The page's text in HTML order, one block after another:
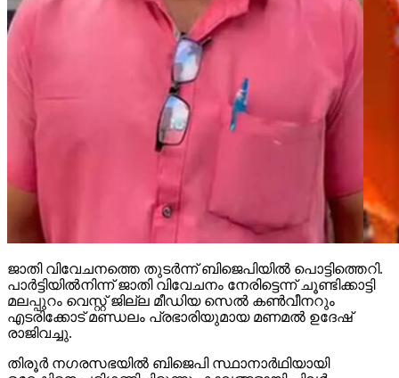
ജാതി വിവേചനത്തെ തുടര്‍ന്ന് ബിജെപിയില്‍ പൊട്ടിത്തെറി.
പാര്‍ട്ടിയില്‍നിന്ന് ജാതി വിവേചനം നേരിട്ടെന്ന് ചൂണ്ടിക്കാട്ടി
മലപ്പുറം വെസ്റ്റ് ജില്ല മീഡിയ സെല്‍ കണ്‍വീനറും
എടരിക്കോട് മണ്ഡലം പ്രഭാരിയുമായ മണമല്‍ ഉദേഷ്
രാജിവച്ചു.
തിരൂര്‍ നഗരസഭയില്‍ ബിജെപി സ്ഥാനാര്‍ഥിയായി
ഉദേഷിനെ പരിഗണിച്ചിരുന്നു. കാലങ്ങളായി ചിലര്‍
സീറ്റുകള്‍ കുത്തകയാക്കി വെച്ചിരിക്കുകയായിരുന്നുവെന്നും
അദ്ദേഹം ആരോപിച്ചു. പാര്‍ട്ടിയില്‍നിന്ന് ജാതി വിവേചനം
നേരിട്ടെന്ന് ഉദേഷ് പറഞ്ഞു. ഉദേഷിനെ
പിന്തുണയ്ക്കുന്നവരും രാജിഭീഷണി മുഴക്കി.
Continue Reading